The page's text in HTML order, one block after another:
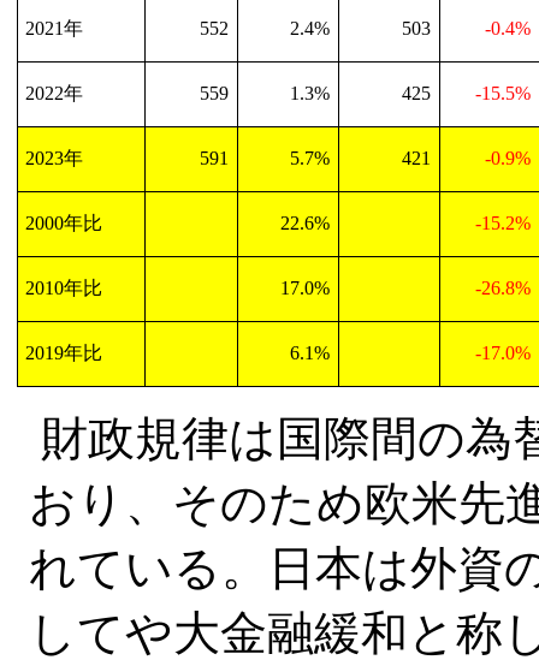
2021年 552 2.4% 503 -0.4%
2022年 559 1.3% 425 -15.5%
2023年 591 5.7% 421 -0.9%
2000年比 22.6% -15.2%
2010年比 17.0% -26.8%
2019年比 6.1% -17.0%
財政規律は国際間の為
おり、そのため欧米先
れている。日本は外資
してや大金融緩和と称